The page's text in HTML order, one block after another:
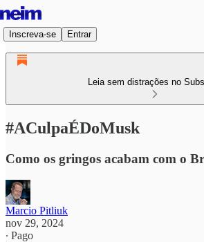
Inscreva-se Entrar
Leia sem distrações no
#ACulpaÉDoMusk
Como os gringos acabam com o
Marcio Pitliuk
nov 29, 2024
∙ Pago